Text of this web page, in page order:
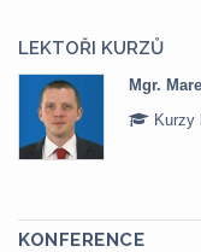
LEKTOŘI KURZŮ
Mgr.
Kurzy
KONFERENCE